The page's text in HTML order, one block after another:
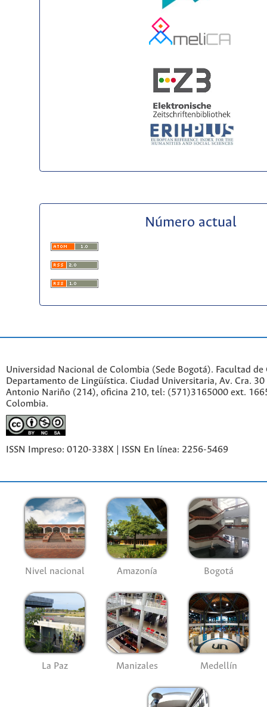
Número actual
Universidad Nacional de Colombia (Sede Bogotá). Facultad de
Departamento de Lingüística. Ciudad Universitaria, Av. Cra.
Antonio Nariño (214), oficina 210, tel: (571)3165000 ext.
Colombia.
ISSN Impreso: 0120-338X | ISSN En línea: 2256-5469
Nivel nacional Amazonía Bogotá
La Paz Manizales Medellín